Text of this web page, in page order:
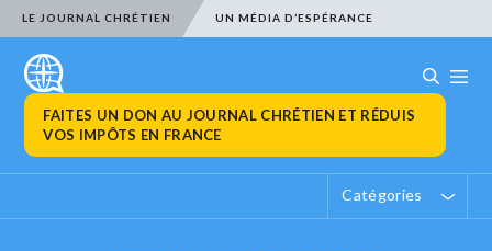
LE JOURNAL CHRÉTIEN UN MÉDIA D’ESPÉRANCE
FAITES UN DON AU JOURNAL CHRÉTIEN ET RÉDUIS
VOS IMPÔTS EN FRANCE
Catégories